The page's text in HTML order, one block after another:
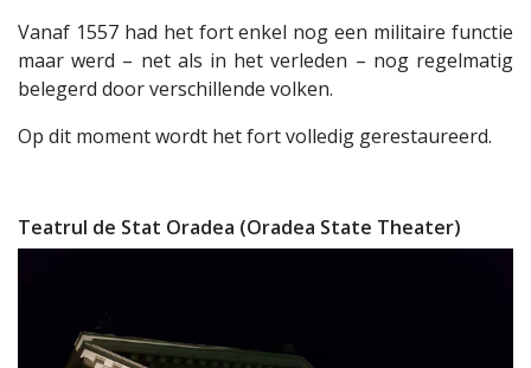
Vanaf 1557 had het fort enkel nog een militaire functie
maar werd – net als in het verleden – nog regelmatig
belegerd door verschillende volken.
Op dit moment wordt het fort volledig gerestaureerd.
Teatrul de Stat Oradea (Oradea State Theater)